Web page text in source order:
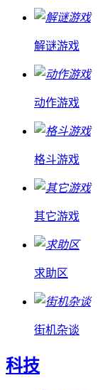
解谜游戏
动作游戏
格斗游戏
其它游戏
求助区
街机杂谈
科技